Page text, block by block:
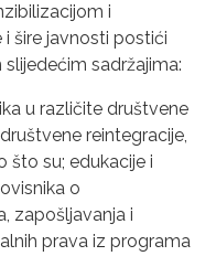
i
šire javnosti postići
sadržajima:
u različite društvene
reintegracije,
što su; edukacije i
o
zapošljavanja i
prava iz programa